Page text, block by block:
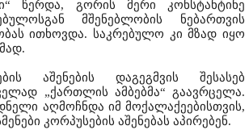
წერდა, გორის მერი კონსტანტინე
მშენებლობის ნებართვის
ითხოვდა. საკრებულო კი მზად იყო
აშენების დაგეგმვის შესასებ
„ქართლის ამბებმა“ გაავრცელა.
აღმოჩნდა იმ მოქალაქეებისთვის,
კორპუსების აშენებას აპირებენ.